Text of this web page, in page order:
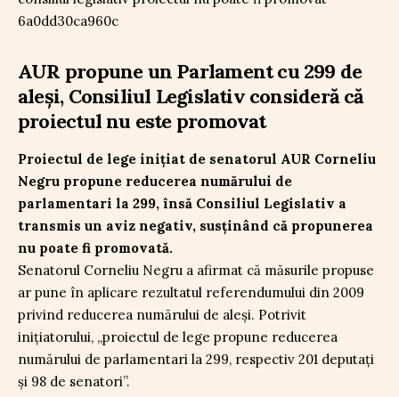
AUR propune un Parlament cu 299 de
aleși, Consiliul Legislativ consideră că
proiectul nu este promovat
Proiectul de lege inițiat de senatorul AUR Corneliu
Negru propune reducerea numărului de
parlamentari la 299, însă Consiliul Legislativ a
transmis un aviz negativ, susținând că propunerea
nu poate fi promovată.
Senatorul Corneliu Negru a afirmat că măsurile propuse
ar pune în aplicare rezultatul referendumului din 2009
privind reducerea numărului de aleși. Potrivit
inițiatorului, „proiectul de lege propune reducerea
numărului de parlamentari la 299, respectiv 201 deputați
și 98 de senatori”.